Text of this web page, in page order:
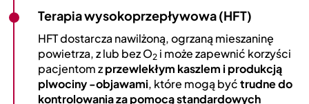
Terapia wysokoprzepływowa (HFT)
HFT dostarcza nawilżoną, ogrzaną mieszaninę
powietrza, z lub bez O2 i może zapewnić korzyści
pacjentom zprzewlekłym kaszlem i produkcją
plwociny -objawami, które mogą byćtrudne do
kontrolowania za pomocą standardowych